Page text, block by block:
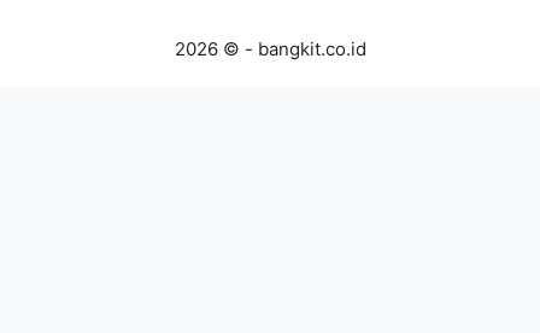
2026 © - bangkit.co.id